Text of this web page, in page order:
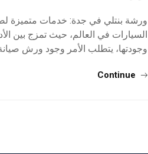
ورشة بنتلي في جدة: خدمات متميزة
السيارات في العالم، حيث تمزج بين
وجودتها، يتطلب الأمر وجود ورش
Continue